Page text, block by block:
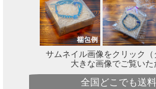
サムネイル画像をクリック（
大きな画像でご覧いた
全国どこでも送料